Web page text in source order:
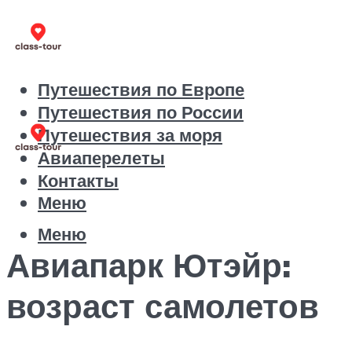
Путешествия по Европе
Путешествия по России
Путешествия за моря
Авиаперелеты
Контакты
Меню
Меню
Авиапарк Ютэйр:
возраст самолетов